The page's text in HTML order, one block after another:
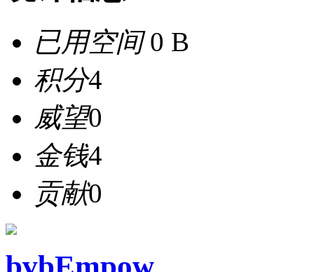
已用空间0 B
积分4
威望0
金钱4
贡献0